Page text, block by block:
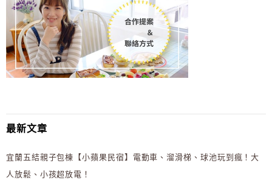
最新文章
宜蘭五結親子包棟【小蘋果民宿】電動車、溜滑梯、球池玩到瘋！大
人放鬆、小孩超放電！